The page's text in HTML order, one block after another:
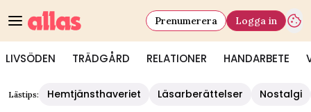
LIVSÖDEN TRÄDGÅRD RELATIONER HANDARBETE
Prenumerera Logga in
Lästips: Hemtjänsthaveriet Läsarberättelser Nostalgi